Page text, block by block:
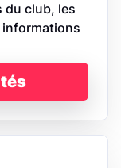
du club, les